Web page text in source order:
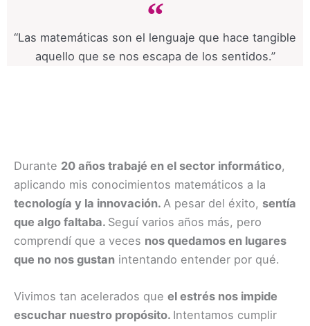
“Las matemáticas son el lenguaje que hace tangible
aquello que se nos escapa de los sentidos.”
Durante 20 años trabajé en el sector informático,
aplicando mis conocimientos matemáticos a la
tecnología y la innovación. A pesar del éxito, sentía
que algo faltaba. Seguí varios años más, pero
comprendí que a veces nos quedamos en lugares
que no nos gustan intentando entender por qué.
Vivimos tan acelerados que el estrés nos impide
escuchar nuestro propósito. Intentamos cumplir